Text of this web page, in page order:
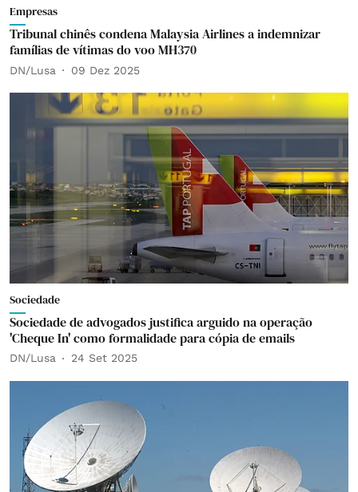
Empresas
Tribunal chinês condena Malaysia Airlines a indemnizar
famílias de vítimas do voo MH370
DN/Lusa 09 Dez 2025
Sociedade
Sociedade de advogados justifica arguido na operação
'Cheque In' como formalidade para cópia de emails
DN/Lusa 24 Set 2025